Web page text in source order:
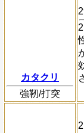
カタクリ
強靭/打突